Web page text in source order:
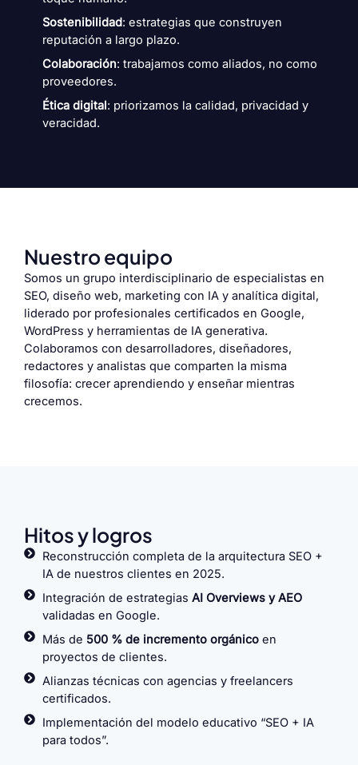
Sostenibilidad: estrategias que construyen
reputación a largo plazo.
Colaboración: trabajamos como aliados, no como
proveedores.
Ética digital: priorizamos la calidad, privacidad y
veracidad.
Nuestro equipo
Somos un grupo interdisciplinario de especialistas en
SEO, diseño web, marketing con IA y analítica digital,
liderado por profesionales certificados en Google,
WordPress y herramientas de IA generativa.
Colaboramos con desarrolladores, diseñadores,
redactores y analistas que comparten la misma
filosofía: crecer aprendiendo y enseñar mientras
crecemos.
Hitos y logros
Reconstrucción completa de la arquitectura SEO +
IA de nuestros clientes en 2025.
Integración de estrategias AI Overviews y AEO
validadas en Google.
Más de 500 % de incremento orgánicoen
proyectos de clientes.
Alianzas técnicas con agencias y freelancers
certificados.
Implementación del modelo educativo “SEO + IA
para todos”.